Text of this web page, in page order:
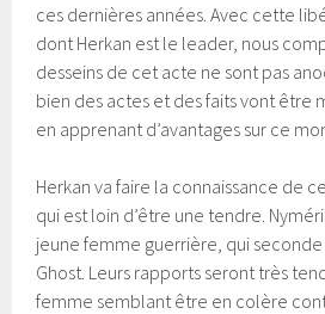
ces dernières années. Avec cette
dont Herkan est le leader, nous
desseins de cet acte ne sont pas
bien des actes et des faits vont être
en apprenant d’avantages sur ce
Herkan va faire la connaissance de
qui est loin d’être une tendre.
jeune femme guerrière, qui seconde
Ghost. Leurs rapports seront très
femme semblant être en colère